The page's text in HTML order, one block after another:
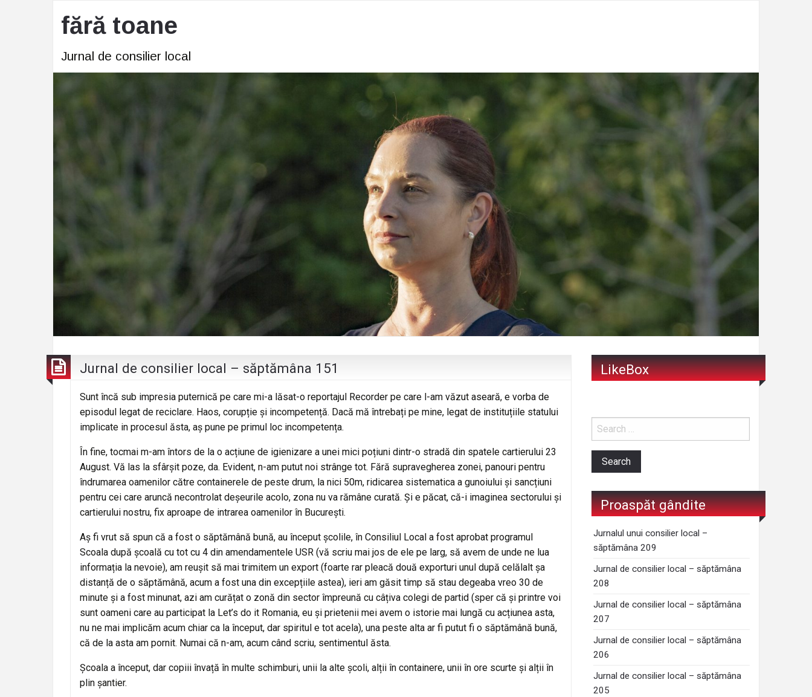
fără toane
Jurnal de consilier local
Jurnal de consilier local – săptămâna 151
Sunt încă sub impresia puternică pe care mi-a lăsat-o reportajul Recorder pe care l-am văzut aseară, e vorba de
episodul legat de reciclare. Haos, corupție și incompetență. Dacă mă întrebați pe mine, legat de instituțiile statului
implicate in procesul ăsta, aș pune pe primul loc incompetența.
În fine, tocmai m-am întors de la o acțiune de igienizare a unei mici poțiuni dintr-o stradă din spatele cartierului 23
August. Vă las la sfârșit poze, da. Evident, n-am putut noi strânge tot. Fără supravegherea zonei, panouri pentru
îndrumarea oamenilor către containerele de peste drum, la nici 50m, ridicarea sistematica a gunoiului și sancțiuni
pentru cei care aruncă necontrolat deșeurile acolo, zona nu va rămâne curată. Și e păcat, că-i imaginea sectorului și
cartierului nostru, fix aproape de intrarea oamenilor în București.
Aș fi vrut să spun că a fost o săptămână bună, au început școlile, în Consiliul Local a fost aprobat programul
Scoala după școală cu tot cu 4 din amendamentele USR (vă scriu mai jos de ele pe larg, să avem de unde ne lua
informația la nevoie), am reușit să mai trimitem un export (foarte rar pleacă două exporturi unul după celălalt șa
distanță de o săptămână, acum a fost una din excepțiile astea), ieri am găsit timp să stau degeaba vreo 30 de
minute și a fost minunat, azi am curățat o zonă din sector împreună cu câțiva colegi de partid (sper că și printre voi
sunt oameni care au participat la Let’s do it Romania, eu și prietenii mei avem o istorie mai lungă cu acțiunea asta,
nu ne mai implicăm acum chiar ca la început, dar spiritul e tot acela), una peste alta ar fi putut fi o săptămână bună,
că de la asta am pornit. Numai că n-am, acum când scriu, sentimentul ăsta.
Școala a început, dar copiii învață în multe schimburi, unii la alte școli, alții în containere, unii în ore scurte și alții în
plin șantier.
LikeBox
Proaspăt gândite
Jurnalul unui consilier local –
săptămâna 209
Jurnal de consilier local – săptămâna
208
Jurnal de consilier local – săptămâna
207
Jurnal de consilier local – săptămâna
206
Jurnal de consilier local – săptămâna
205